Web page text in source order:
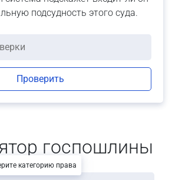
подсудность этого суда.
Проверить
госпошлины
категорию права